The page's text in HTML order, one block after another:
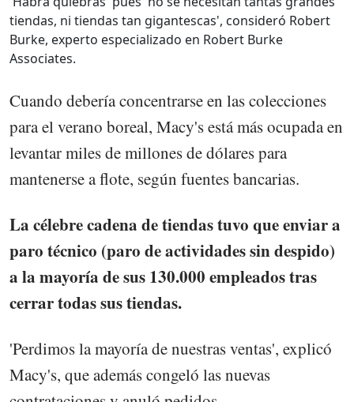
tiendas, ni tiendas tan gigantescas', consideró Robert
Burke, experto especializado en Robert Burke
Associates.
Cuando debería concentrarse en las colecciones
para el verano boreal, Macy's está más ocupada en
levantar miles de millones de dólares para
mantenerse a flote, según fuentes bancarias.
La célebre cadena de tiendas tuvo que enviar a
paro técnico (paro de actividades sin despido)
a la mayoría de sus 130.000 empleados tras
cerrar todas sus tiendas.
'Perdimos la mayoría de nuestras ventas', explicó
Macy's, que además congeló las nuevas